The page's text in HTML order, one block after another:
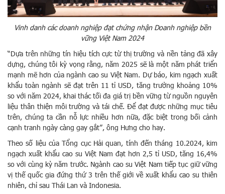
Vinh danh các doanh nghiệp đạt chứng nhận Doanh nghiệp bền
vững Việt Nam 2024
“Dựa trên những tín hiệu tích cực từ thị trường và nền tảng đã xây
dựng, chúng tôi kỳ vọng rằng, năm 2025 sẽ là một năm phát triển
mạnh mẽ hơn của ngành cao su Việt Nam. Dự báo, kim ngạch xuất
khẩu toàn ngành sẽ đạt trên 11 tỉ USD, tăng trưởng khoảng 10%
so với năm 2024, khai thác tối đa giá trị bền vững từ nguồn nguyên
liệu thân thiện môi trường và tái chế. Để đạt được những mục tiêu
trên, chúng ta cần nỗ lực nhiều hơn nữa, đặc biệt trong bối cảnh
cạnh tranh ngày càng gay gắt”, ông Hưng cho hay.
Theo số liệu của Tổng cục Hải quan, tính đến tháng 10.2024, kim
ngạch xuất khẩu cao su Việt Nam đạt hơn 2,5 tỉ USD, tăng 16,4%
so với cùng kỳ năm trước. Ngành cao su Việt Nam tiếp tục giữ vững
vị thế quốc gia đứng thứ 3 trên thế giới về xuất khẩu cao su thiên
nhiên, chỉ sau Thái Lan và Indonesia.